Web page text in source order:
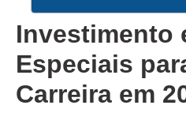
Investimento
Especiais
Carreira em